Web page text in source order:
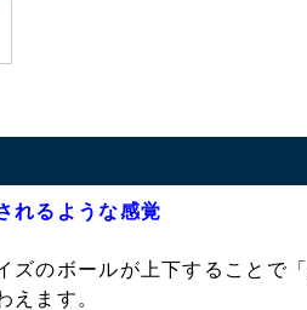
れるような感覚
ズのボールが上下することで
えます。